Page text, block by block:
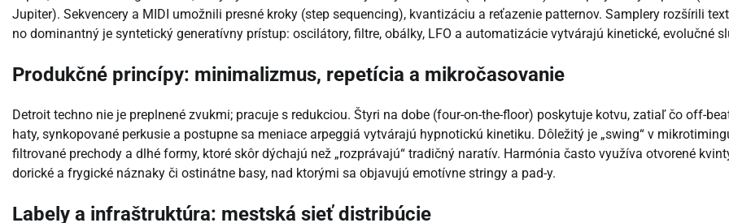
Jupiter). Sekvencery a MIDI umožnili presné kroky (step sequencing), kvantizáciu a reťazenie patternov. Samplery rozšírili
no dominantný je syntetický generatívny prístup: oscilátory, filtre, obálky, LFO a automatizácie vytvárajú kinetické, evolučné
Produkčné princípy: minimalizmus, repetícia a mikročasovanie
Detroit techno nie je preplnené zvukmi; pracuje s redukciou. Štyri na dobe (four-on-the-floor) poskytuje kotvu, zatiaľ čo off-
haty, synkopované perkusie a postupne sa meniace arpeggiá vytvárajú hypnotickú kinetiku. Dôležitý je „swing“ v
filtrované prechody a dlhé formy, ktoré skôr dýchajú než „rozprávajú“ tradičný naratív. Harmónia často využíva otvorené
dorické a frygické náznaky či ostinátne basy, nad ktorými sa objavujú emotívne stringy a pad-y.
Labely a infraštruktúra: mestská sieť distribúcie